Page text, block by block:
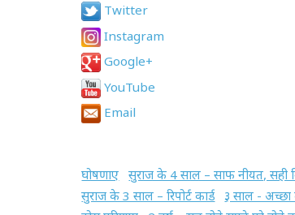
Twitter
Instagram
Google+
YouTube
Email
घोषणाए
सुराज के 4 साल – साफ नीयत, सही
सुराज के 3 साल – रिपोर्ट कार्ड
३ साल - अच्छा